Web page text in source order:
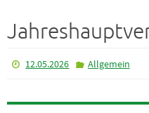
12.05.2026 Allgemein